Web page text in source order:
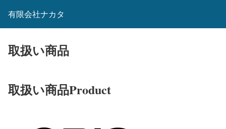
有限会社ナカタ
取扱い商品
取扱い商品Product